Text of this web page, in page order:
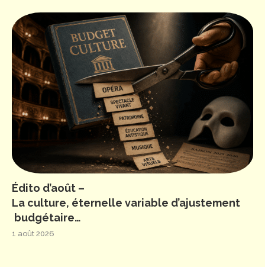
Édito d’août –
La culture, éternelle variable d’ajustement
budgétaire…
1 août 2026